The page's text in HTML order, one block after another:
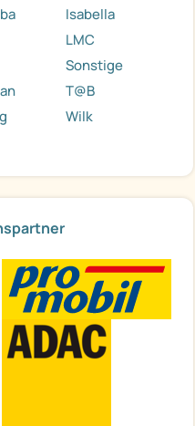
Isabella
LMC
Sonstige
T@B
Wilk